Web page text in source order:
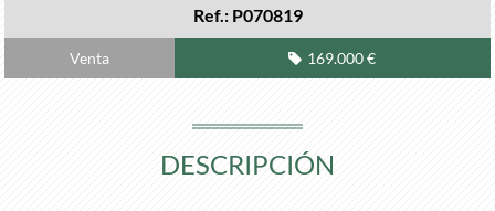
Ref.: P070819
Venta 169.000 €
DESCRIPCIÓN